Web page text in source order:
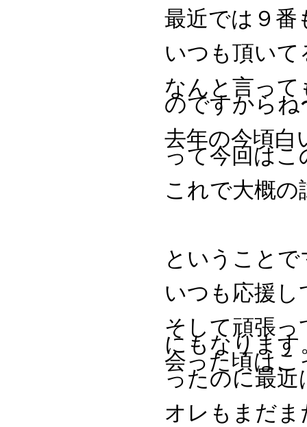
最近では９番
いつも頂い
なんと言っ
のですからね
去年の今頃白
って今回はこ
これで大概
ということ
いつも応援し
そして頑張
にもなります
会った頃はこ
ったのに最
オレもまだ